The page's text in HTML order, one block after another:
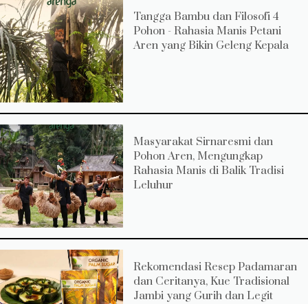
Tangga Bambu dan Filosofi 4
Pohon - Rahasia Manis Petani
Aren yang Bikin Geleng Kepala
Masyarakat Sirnaresmi dan
Pohon Aren, Mengungkap
Rahasia Manis di Balik Tradisi
Leluhur
Rekomendasi Resep Padamaran
dan Ceritanya, Kue Tradisional
Jambi yang Gurih dan Legit